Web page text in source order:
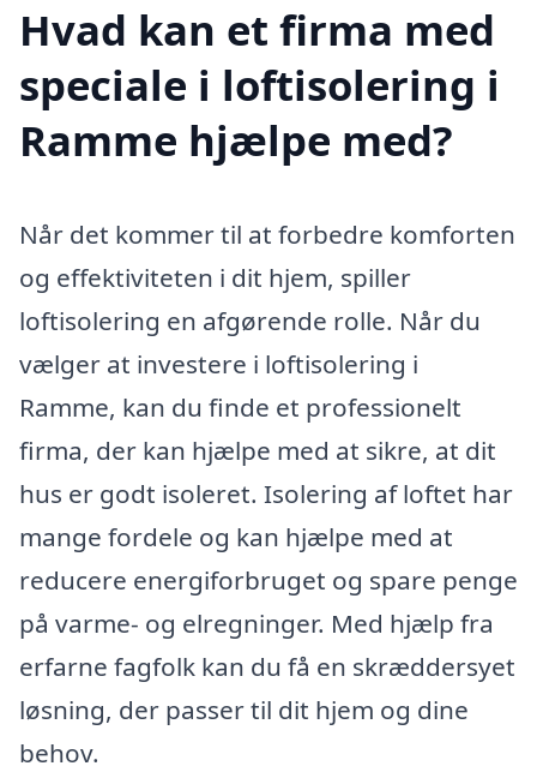
Hvad kan et firma med
speciale i loftisolering i
Ramme hjælpe med?
Når det kommer til at forbedre komforten
og effektiviteten i dit hjem, spiller
loftisolering en afgørende rolle. Når du
vælger at investere i loftisolering i
Ramme, kan du finde et professionelt
firma, der kan hjælpe med at sikre, at dit
hus er godt isoleret. Isolering af loftet har
mange fordele og kan hjælpe med at
reducere energiforbruget og spare penge
på varme- og elregninger. Med hjælp fra
erfarne fagfolk kan du få en skræddersyet
løsning, der passer til dit hjem og dine
behov.